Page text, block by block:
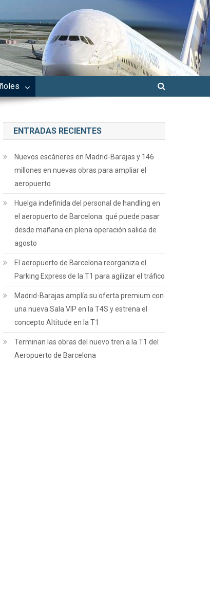
ENTRADAS RECIENTES
Nuevos escáneres en Madrid-Barajas y 146
millones en nuevas obras para ampliar el
aeropuerto
Huelga indefinida del personal de handling en
el aeropuerto de Barcelona: qué puede pasar
desde mañana en plena operación salida de
agosto
El aeropuerto de Barcelona reorganiza el
Parking Express de la T1 para agilizar el tráfico
Madrid-Barajas amplía su oferta premium con
una nueva Sala VIP en la T4S y estrena el
concepto Altitude en la T1
Terminan las obras del nuevo tren a la T1 del
Aeropuerto de Barcelona